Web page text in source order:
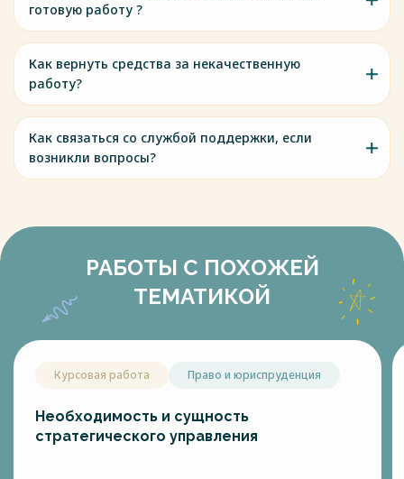
готовую работу ?
Как вернуть средства за некачественную
работу?
Как связаться со службой поддержки, если
возникли вопросы?
РАБОТЫ С ПОХОЖЕЙ
ТЕМАТИКОЙ
Курсовая работа Право и юриспруденция
Необходимость и сущность
стратегического управления